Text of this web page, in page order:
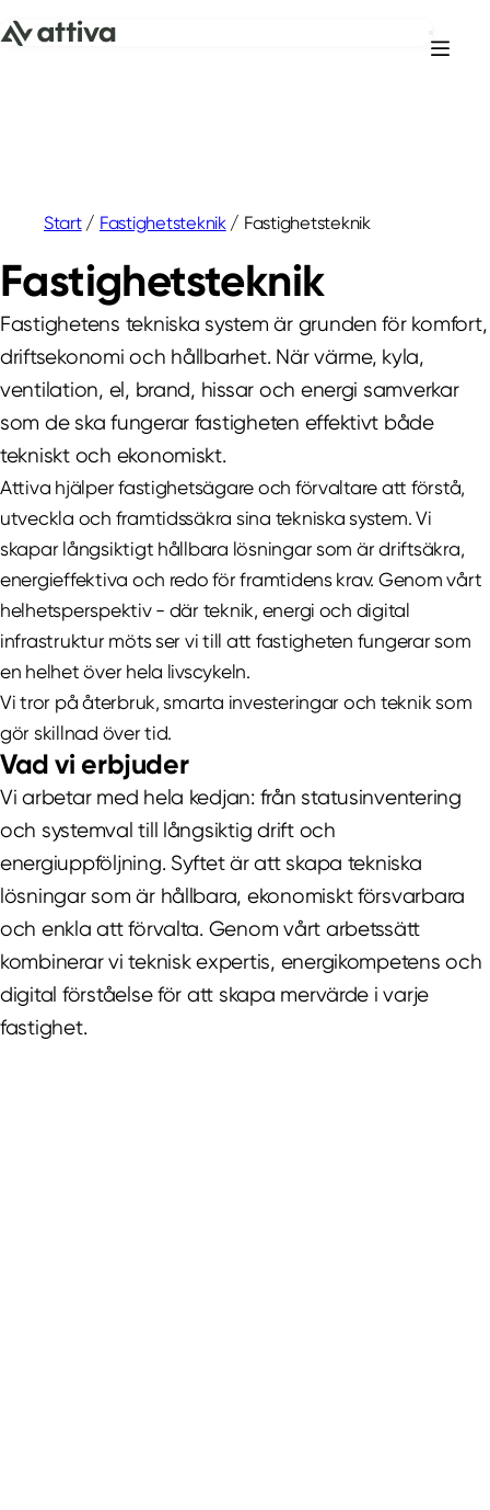
Start / Fastighetsteknik / Fastighetsteknik
Fastighetsteknik
Fastighetens tekniska system är grunden för komfort,
driftsekonomi och hållbarhet. När värme, kyla,
ventilation, el, brand, hissar och energi samverkar
som de ska fungerar fastigheten effektivt både
tekniskt och ekonomiskt.
Attiva hjälper fastighetsägare och förvaltare att förstå,
utveckla och framtidssäkra sina tekniska system. Vi
skapar långsiktigt hållbara lösningar som är driftsäkra,
energieffektiva och redo för framtidens krav. Genom vårt
helhetsperspektiv - där teknik, energi och digital
infrastruktur möts ser vi till att fastigheten fungerar som
en helhet över hela livscykeln.
Vi tror på återbruk, smarta investeringar och teknik som
gör skillnad över tid.
Vad vi erbjuder
Vi arbetar med hela kedjan: från statusinventering
och systemval till långsiktig drift och
energiuppföljning. Syftet är att skapa tekniska
lösningar som är hållbara, ekonomiskt försvarbara
och enkla att förvalta. Genom vårt arbetssätt
kombinerar vi teknisk expertis, energikompetens och
digital förståelse för att skapa mervärde i varje
fastighet.